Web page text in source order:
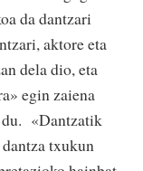
da dantzari
aktore eta
dela dio, eta
egin zaiena
du. «Dantzatik
txukun